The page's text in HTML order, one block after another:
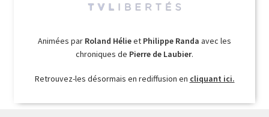
Animées par Roland Hélieet Philippe Randa avec les
chroniques de Pierre de Laubier.
Retrouvez-les désormais en rediffusion en cliquant ici.